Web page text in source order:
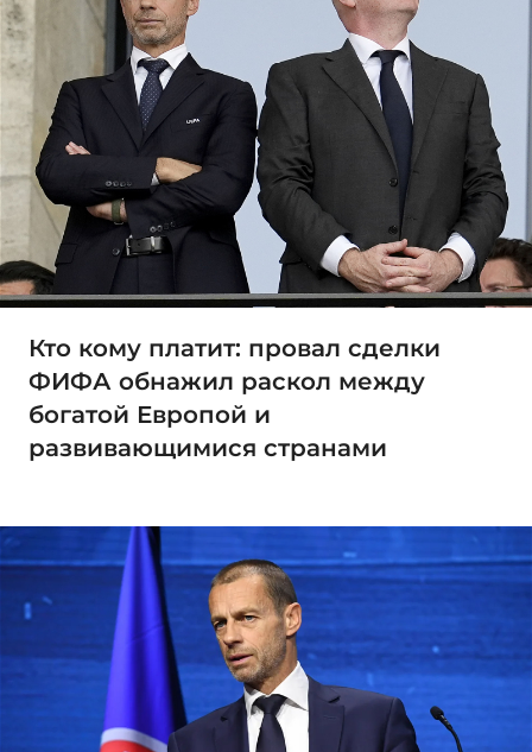
Кто кому платит: провал сделки
ФИФА обнажил раскол между
богатой Европой и
развивающимися странами